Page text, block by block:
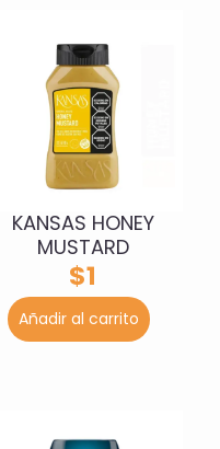
KANSAS HONEY
MUSTARD
$1
Añadir al carrito